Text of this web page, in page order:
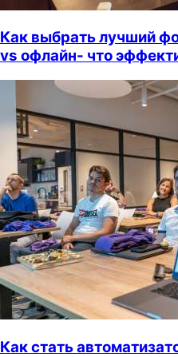
Как выбрать лучший
vs офлайн- что
Как стать